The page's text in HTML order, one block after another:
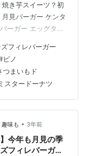
き芋スイーツ？初
見バーガー ケンタ
ーガー エッグタル
きいも 明治乳業：
焼き芋スイーツ？
るつもりはなかっ
つも食べてたから
年は初めて月見バ
フィレバーガー
ピノ
つまいもド
スタードーナツ
味も • 3年前
今年も月見の季
フィレバーガ